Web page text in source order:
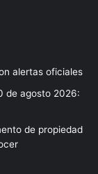
alertas oficiales
de agosto 2026:
de propiedad